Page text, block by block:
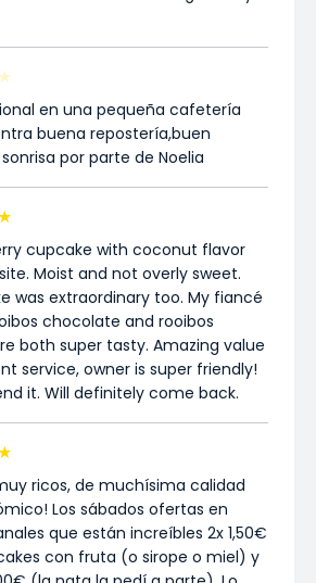
★
en una pequeña cafetería
buena repostería,buen
por parte de Noelia
cupcake with coconut flavor
Moist and not overly sweet.
was extraordinary too. My fiancé
chocolate and rooibos
both super tasty. Amazing value
service, owner is super friendly!
it. Will definitely come back.
ricos, de muchísima calidad
Los sábados ofertas en
que están increíbles 2x 1,50€
con fruta (o sirope o miel) y